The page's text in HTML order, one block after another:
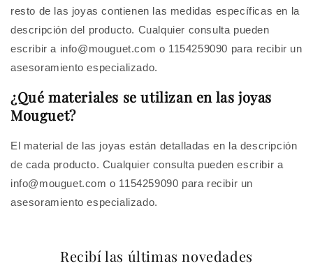
resto de las joyas contienen las medidas específicas en la
descripción del producto. Cualquier consulta pueden
escribir a info@mouguet.com o 1154259090 para recibir un
asesoramiento especializado.
¿Qué materiales se utilizan en las joyas
Mouguet?
El material de las joyas están detalladas en la descripción
de cada producto. Cualquier consulta pueden escribir a
info@mouguet.com o 1154259090 para recibir un
asesoramiento especializado.
Recibí las últimas novedades